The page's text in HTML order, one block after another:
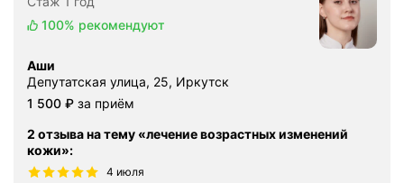
100% рекомендуют
Аши
Депутатская улица, 25, Иркутск
Цена
1500
1 500 ₽ за приём
2 отзыва на тему «лечение возрастных изменений
кожи»:
4 июля